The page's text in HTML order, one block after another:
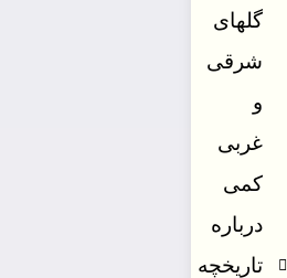
گلهای
شرقی
غربی
کمی
درباره
تاریخچه